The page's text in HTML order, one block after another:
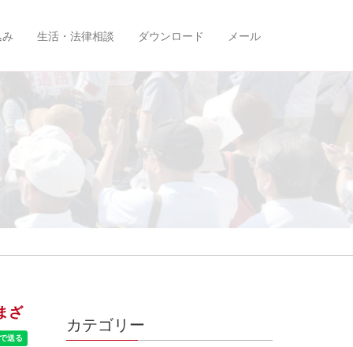
生活・法律相談 ダウンロード メール
ざ
カテゴリー